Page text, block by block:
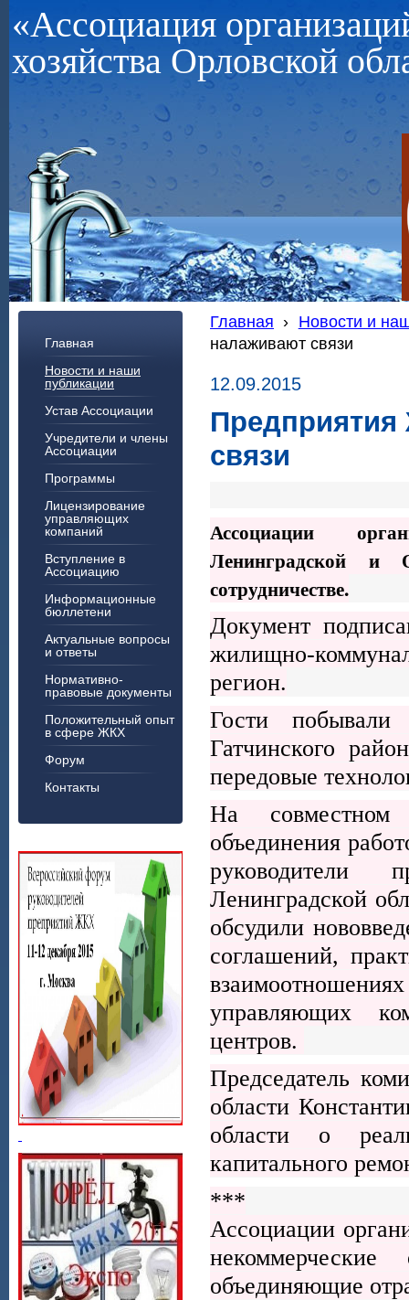
«Ассоциация
хозяйства Орловской
Главная
Новости и наши
публикации
Устав Ассоциации
Учредители и члены
Ассоциации
Программы
Лицензирование
управляющих
компаний
Вступление в
Ассоциацию
Информационные
бюллетени
Актуальные вопросы
и ответы
Нормативно-
правовые документы
Положительный опыт
в сфере ЖКХ
Форум
Контакты
Главная › Новости и
налаживают связи
12.09.2015
связи
Ассоциации
Ленинградской и
сотрудничестве.
Документ
жилищно-
регион.
Гости
Гатчинского
передовые
На совместном
объединения
руководители
Ленинградской
обсудили
соглашений,
управляющих
центров.
Председатель
области
области о
капитального
***
Ассоциации
объединяющие